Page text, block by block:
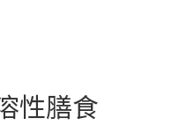
性膳食